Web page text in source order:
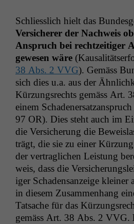
Schliesslich hielt das
Ver­sicher­er der Nach­weis
Anspruch bei rechtzeit­iger
gewe­sen wäre
38 Abs. 2 VVG). Gemäss
sich dies u.a. aus der
Kürzungsrechts gemäss Art.
einem
97 OR). Dies ste­ht auch im
die Ver­sicherung die
trägt, die sie zu ein­er
der ver­traglichen Leis­tung
weis, dass die
iger Schaden­sanzeige klein­er
in diesem Zusam­men­hang
Tat­sache für das
gemäss Art. 38 Abs. 2 VVG.